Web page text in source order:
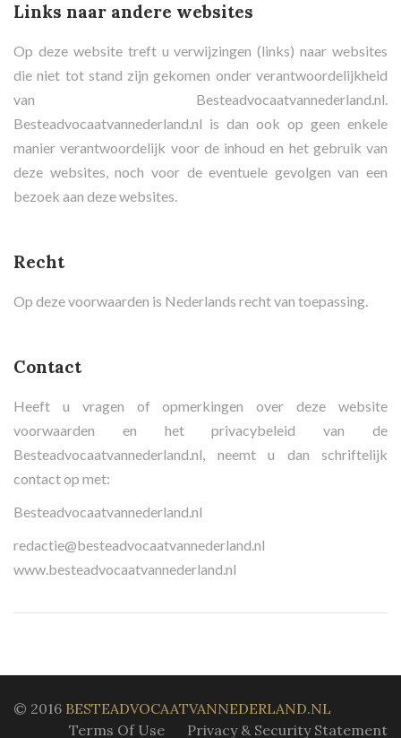
Links naar andere websites
Op deze website treft u verwijzingen (links) naar websites
die niet tot stand zijn gekomen onder verantwoordelijkheid
van Besteadvocaatvannederland.nl.
Besteadvocaatvannederland.nl is dan ook op geen enkele
manier verantwoordelijk voor de inhoud en het gebruik van
deze websites, noch voor de eventuele gevolgen van een
bezoek aan deze websites.
Recht
Op deze voorwaarden is Nederlands recht van toepassing.
Contact
Heeft u vragen of opmerkingen over deze website
voorwaarden en het privacybeleid van de
Besteadvocaatvannederland.nl, neemt u dan schriftelijk
contact op met:
Besteadvocaatvannederland.nl
redactie@besteadvocaatvannederland.nl
www.besteadvocaatvannederland.nl
© 2016 BESTEADVOCAATVANNEDERLAND.NL
Terms Of Use
Privacy & Security Statement